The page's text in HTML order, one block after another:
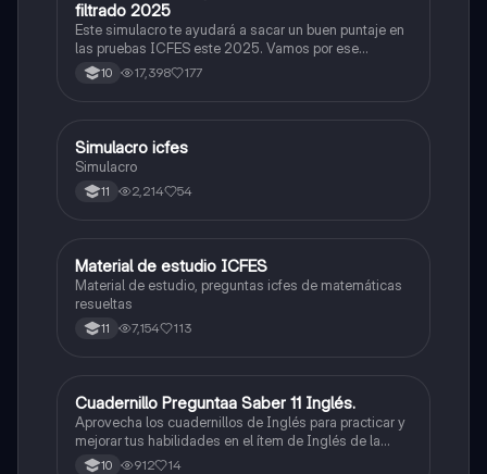
filtrado 2025
Este simulacro te ayudará a sacar un buen puntaje en
las pruebas ICFES este 2025. Vamos por ese
500/500. Y poder ser admitido en la universidad que
quieras, estudiar la carrera que quieres y no la que te
10 17,398 177
ICFES: Lectura Crítica
Simulacro icfes
Simulacro
11 2,214 54
ICFES: Matemáticas
Material de estudio ICFES
Material de estudio, preguntas icfes de matemáticas
resueltas
11 7,154 113
ICFES: Inglés
Cuadernillo Preguntaa Saber 11 Inglés.
Aprovecha los cuadernillos de Inglés para practicar y
mejorar tus habilidades en el ítem de Inglés de la
Prueba Saber 11. 🫡
10 912 14